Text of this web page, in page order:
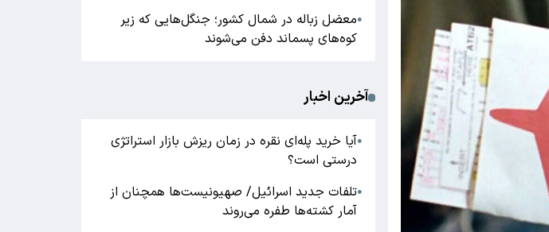
●معضل زباله در شمال کشور؛ جنگل‌هایی که زیر
کوه‌های پسماند دفن می‌شوند
آخرین اخبار
●آیا خرید پله‌ای نقره در زمان ریزش بازار استراتژی
درستی است؟
●تلفات جدید اسرائیل/ صهیونیست‌ها همچنان از
آمار کشته‌ها طفره می‌روند